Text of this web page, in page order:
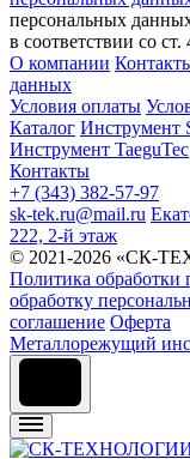
персональных
в соответствии со
О компании
данных
Условия оплаты
Каталог Инструмент
Инструмент TaeguTec
Контакты
+7 (343) 382-57-97
sk-tek.ru@mail.ru
222, 2-й этаж
© 2021-2026 «СК-
Политика обработки
обработку
соглашение Оферта
Металлорежущий